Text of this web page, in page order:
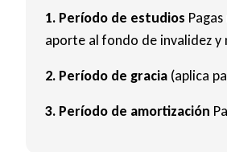
1. Período de estudios
aporte al fondo de invalidez y
2. Período de gracia (aplica
3. Período de amortización